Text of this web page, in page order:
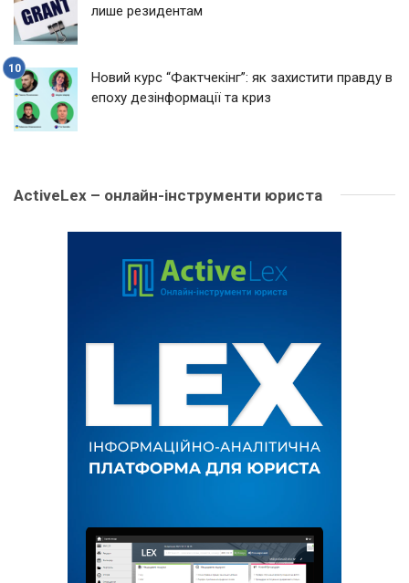
лише резидентам
Новий курс “Фактчекінг”: як захистити правду в
епоху дезінформації та криз
ActiveLex – онлайн-інструменти юриста